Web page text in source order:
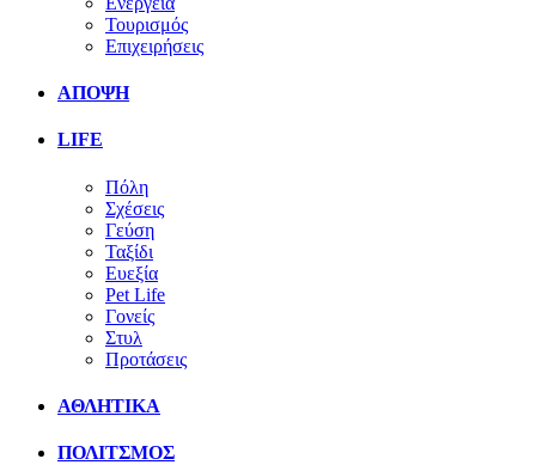
Τουρισμός
Επιχειρήσεις
ΑΠΟΨΗ
LIFE
Πόλη
Σχέσεις
Γεύση
Ταξίδι
Ευεξία
Pet Life
Γονείς
Στυλ
Προτάσεις
ΑΘΛΗΤΙΚΑ
ΠΟΛΙΤΣΜΟΣ